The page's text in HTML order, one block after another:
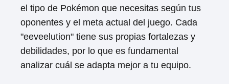
el tipo de Pokémon que necesitas según tus
oponentes y el meta actual del juego. Cada
"eeveelution" tiene sus propias fortalezas y
debilidades, por lo que es fundamental
analizar cuál se adapta mejor a tu equipo.